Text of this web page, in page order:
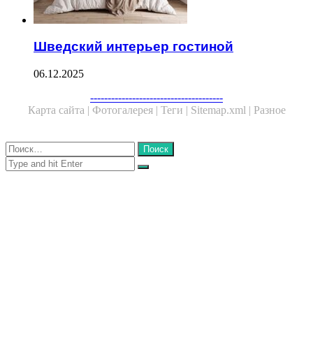
Шведский интерьер гостиной
06.12.2025
--------------------------------------
Карта сайта | Фотогалерея | Теги | Sitemap.xml | Разное
Close
Найти:
Close
Search